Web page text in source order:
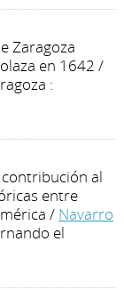
Zaragoza
en 1642 /
:
al
entre
/ Navarro
el